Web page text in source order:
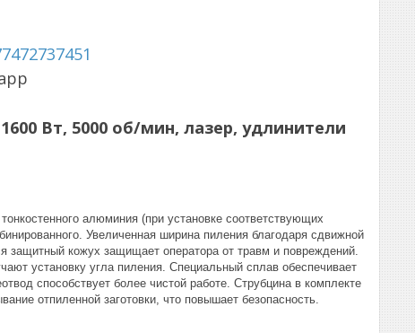
Вт, 5000 об/мин, лазер, удлинители
алюминия (при установке соответствующих
Увеличенная ширина пиления благодаря сдвижной
защитный кожух защищает оператора от травм и повреждений.
установку угла пиления. Специальный сплав обеспечивает
способствует более чистой работе. Струбцина в комплекте
отпиленной заготовки, что повышает безопасность.